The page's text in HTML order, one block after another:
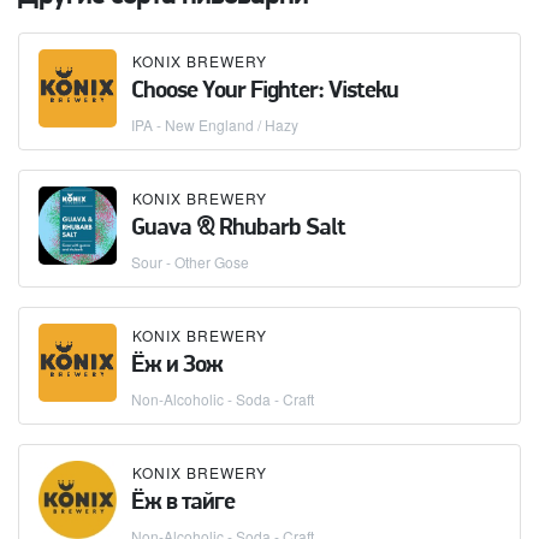
KONIX BREWERY
Choose Your Fighter: Visteku
IPA - New England / Hazy
KONIX BREWERY
Guava & Rhubarb Salt
Sour - Other Gose
KONIX BREWERY
Ёж и Зож
Non-Alcoholic - Soda - Craft
KONIX BREWERY
Ёж в тайге